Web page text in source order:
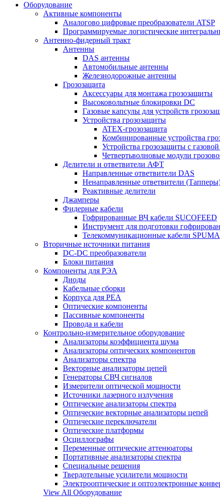
Оборудование
Активные компоненты
Аналогово цифровые преобразователи ATSP
Программируемые логистические
Антенно-фидерный тракт
Антенны
DAS антенны
Автомобильные антенны
Железнодорожные антенны
Грозозащита
Аксессуары для монтажа грозозащиты
Высоковольтные блокировки DC
Газовые капсулы для устройств
Устройства грозозащиты
ATEX-грозозащита
Комбинированные устройства
Устройства грозозащиты с
Четвертьволновые модули
Делители и ответвители АФТ
Направленные ответвители DAS
Ненаправленные ответвители
Реактивные делители
Джамперы
Фидерные кабели
Гофрированные ВЧ кабели SUCOFEED
Инструмент для подготовки
Телекоммуникационные кабели SPUMA
Вторичные источники питания
DC-DC преобразователи
Блоки питания
Компоненты для РЭА
Диоды
Кабельные сборки
Корпуса для РЕА
Оптические компоненты
Пассивные компоненты
Провода и кабели
Контрольно-измерительное оборудование
Анализаторы коэффициента шума
Анализаторы оптических компонентов
Анализаторы спектра
Векторные анализаторы цепей
Генераторы СВЧ сигналов
Измерители оптической мощности
Источники лазерного излучения
Оптические анализаторы спектра
Оптические векторные анализаторы цепей
Оптические переключатели
Оптические платформы
Осциллографы
Переменные оптические аттенюаторы
Портативные анализаторы спектра
Специальные решения
Твердотельные усилители мощности
Электрооптические и оптоэлектронные
View All Оборудование